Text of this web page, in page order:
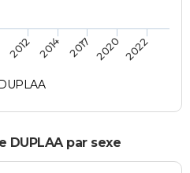
DUPLAA
2012 2014 2017 2020 2022
DUPLAA par sexe